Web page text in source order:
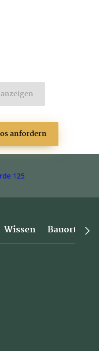
anfordern
125
Wissen Bauorte